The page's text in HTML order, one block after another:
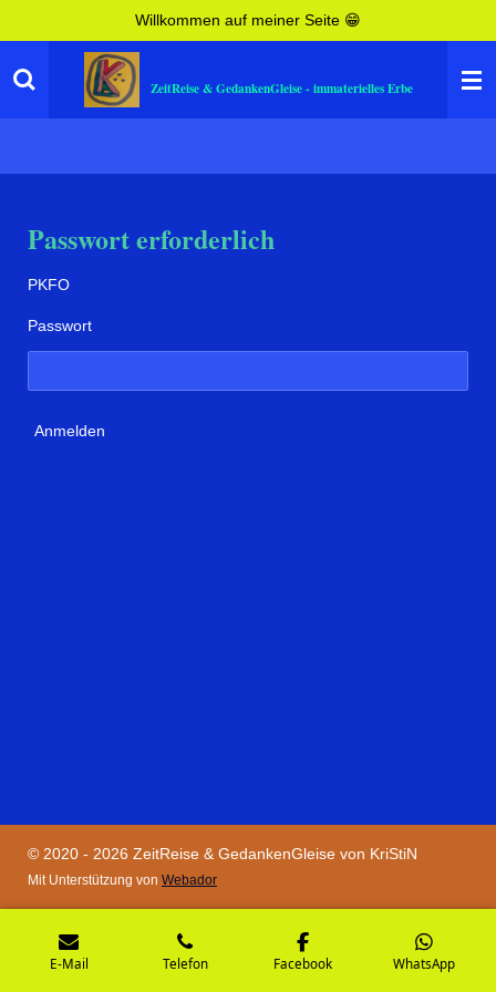
springen
ZeitReise & GedankenGleise - immaterielles Erbe
Willkommen auf meiner Seite 😁
Passwort erforderlich
PKFO
Passwort
Anmelden
© 2020 - 2026 ZeitReise & GedankenGleise von KriStiN
Mit Unterstützung von Webador
E-Mail Telefon Facebook WhatsApp